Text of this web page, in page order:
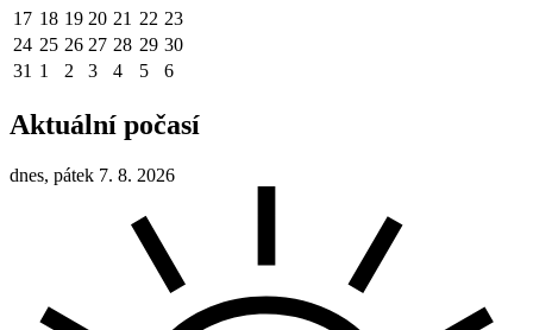
17 18 19 20 21 22 23
24 25 26 27 28 29 30
31 1 2 3 4 5 6
Aktuální počasí
dnes, pátek 7. 8. 2026